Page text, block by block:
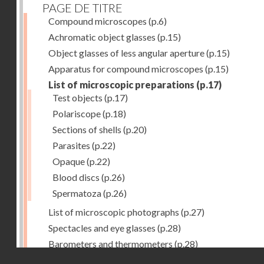
PAGE DE TITRE
Compound microscopes (p.6)
Achromatic object glasses (p.15)
Object glasses of less angular aperture(p.15)
Apparatus for compound microscopes (p.15)
List of microscopic preparations (p.17)
Test objects (p.17)
Polariscope(p.18)
Sections of shells (p.20)
Parasites (p.22)
Opaque(p.22)
Blood discs (p.26)
Spermatoza(p.26)
List of microscopic photographs (p.27)
Spectacles and eye glasses (p.28)
Barometers and thermometers (p.28)